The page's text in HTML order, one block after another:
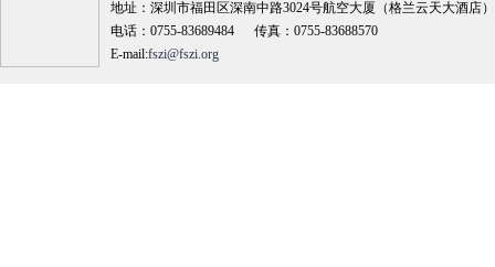
地址：深圳市福田区深南中路3024号航空大厦（格兰云天大酒店
电话：0755-83689484 传真：0755-83688570
E-mail:fszi@fszi.org